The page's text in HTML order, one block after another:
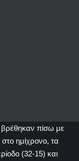
πίσω με
ημίχρονο, τα
(32-15) και